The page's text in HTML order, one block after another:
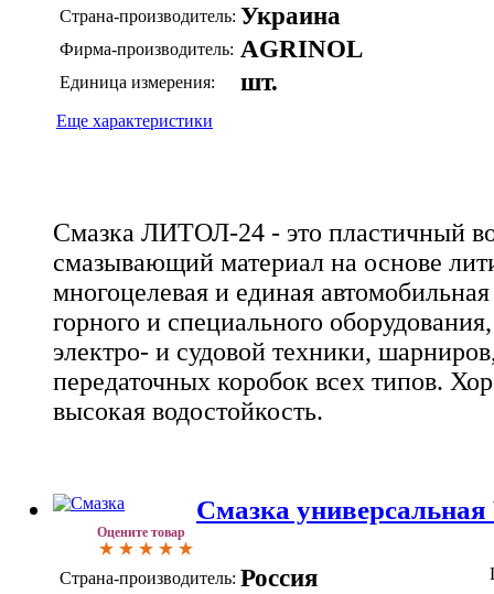
Страна-производитель: Украина
Фирма-производитель: AGRINOL
Единица измерения: шт.
Еще характеристики
Смазка ЛИТОЛ-24 - это пластичный
смазывающий материал на основе
многоцелевая и единая
горного и специального
электро- и судовой техники,
передаточных коробок всех типов.
высокая водостойкость.
Оцените товар
Смазка
Страна-производитель: Россия